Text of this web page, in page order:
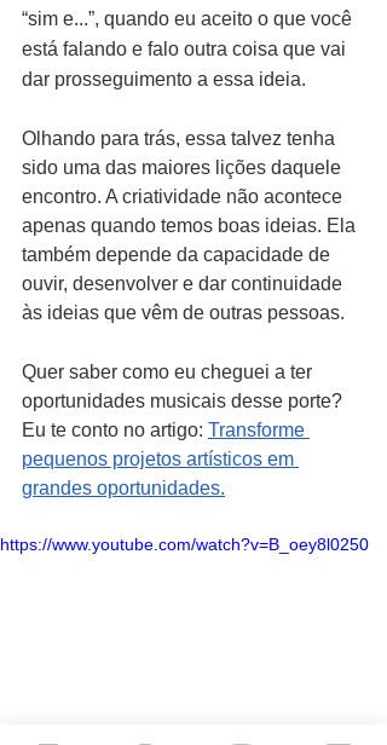
“sim e...”, quando eu aceito o que você
está falando e falo outra coisa que vai
dar prosseguimento a essa ideia.
Olhando para trás, essa talvez tenha
sido uma das maiores lições daquele
encontro. A criatividade não acontece
apenas quando temos boas ideias. Ela
também depende da capacidade de
ouvir, desenvolver e dar continuidade
às ideias que vêm de outras pessoas.
Quer saber como eu cheguei a ter
oportunidades musicais desse porte?
Eu te conto no artigo: Transforme
pequenos projetos artísticos em
grandes oportunidades.
https://www.youtube.com/watch?v=B_oey8l0250